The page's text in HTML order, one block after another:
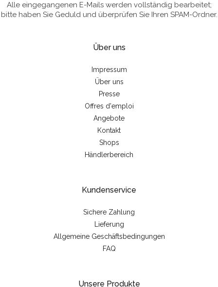
Alle eingegangenen E-Mails werden vollständig bearbeitet;
bitte haben Sie Geduld und überprüfen Sie Ihren SPAM-Ordner.
Über uns
Impressum
Über uns
Presse
Offres d'emploi
Angebote
Kontakt
Shops
Händlerbereich
Kundenservice
Sichere Zahlung
Lieferung
Allgemeine Geschäftsbedingungen
FAQ
Unsere Produkte